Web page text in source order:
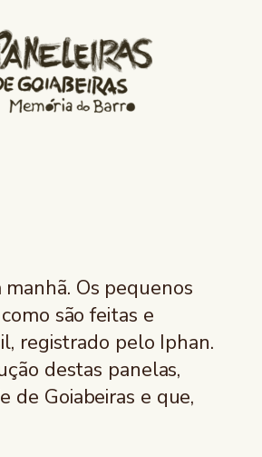
Os pequenos
são feitas e
registrado pelo Iphan.
destas panelas,
de Goiabeiras e que,